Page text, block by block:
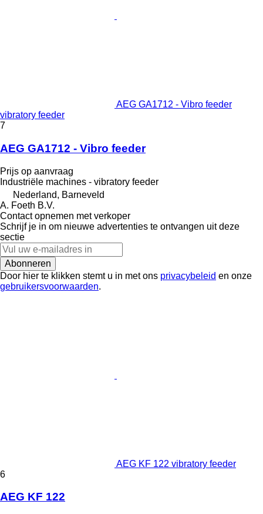
AEG GA1712 - Vibro feeder
vibratory feeder
7
AEG GA1712 - Vibro feeder
Prijs op aanvraag
Industriële machines - vibratory feeder
Nederland, Barneveld
A. Foeth B.V.
Contact opnemen met verkoper
Schrijf je in om nieuwe advertenties te ontvangen uit deze
sectie
Abonneren
Door hier te klikken stemt u in met ons privacybeleid en onze
gebruikersvoorwaarden.
AEG KF 122 vibratory feeder
6
AEG KF 122